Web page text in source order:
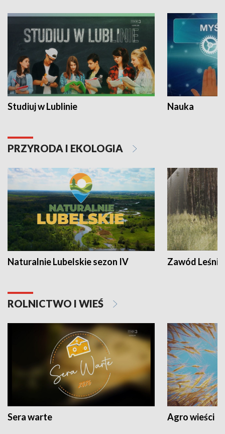
Studiuj w Lublinie Nauka
PRZYRODA I EKOLOGIA
Naturalnie Lubelskie sezon IV Zawód Leśnik
ROLNICTWO I WIEŚ
Sera warte Agro wieści